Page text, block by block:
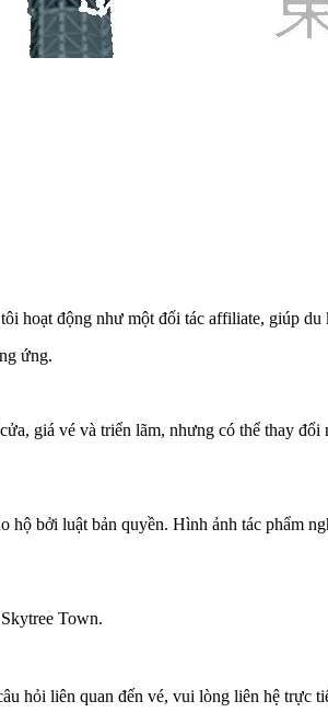
hoạt động như một đối tác affiliate, giúp
ứng.
giá vé và triển lãm, nhưng có thể thay
bởi luật bản quyền. Hình ảnh tác phẩm
Town.
hỏi liên quan đến vé, vui lòng liên hệ trực